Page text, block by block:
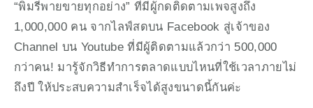
“พิมรี่พายขายทุกอย่าง” ที่มีผู้กดติดตามเพจสูงถึง
1,000,000 คน จากไลฟ์สดบน Facebook สู่เจ้าของ
Channel บน Youtube ที่มีผู้ติดตามแล้วกว่า 500,000
กว่าคน! มารู้จักวิธีทำการตลาดแบบไหนที่ใช้เวลาภายไม่
ถึงปี ให้ประสบความสำเร็จได้สูงขนาดนี้กันค่ะ